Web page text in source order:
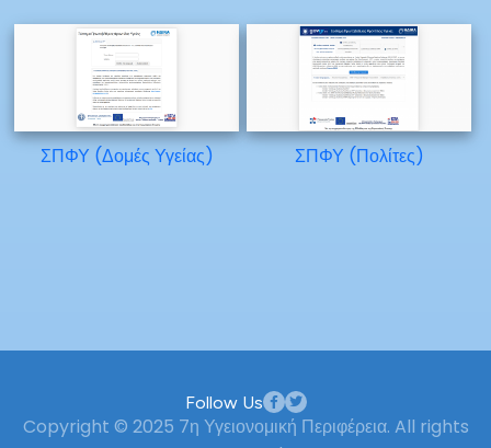
ΣΠΦΥ (Δομές Υγείας) ΣΠΦΥ (Πολίτες)
Follow Us
Copyright © 2025 7η Υγειονομική Περιφέρεια. All rights